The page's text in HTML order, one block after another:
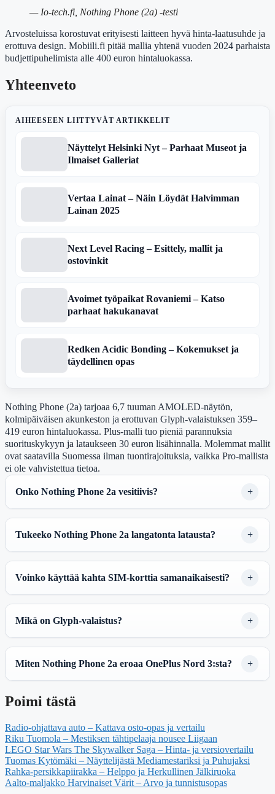
— Io-tech.fi, Nothing Phone (2a) -testi
Arvosteluissa korostuvat erityisesti laitteen hyvä hinta-laatusuhde ja
erottuva design. Mobiili.fi pitää mallia yhtenä vuoden 2024 parhaista
budjettipuhelimista alle 400 euron hintaluokassa.
Yhteenveto
AIHEESEEN LIITTYVÄT ARTIKKELIT
Näyttelyt Helsinki Nyt – Parhaat Museot ja
Ilmaiset Galleriat
Vertaa Lainat – Näin Löydät Halvimman
Lainan 2025
Next Level Racing – Esittely, mallit ja
ostovinkit
Avoimet työpaikat Rovaniemi – Katso
parhaat hakukanavat
Redken Acidic Bonding – Kokemukset ja
täydellinen opas
Nothing Phone (2a) tarjoaa 6,7 tuuman AMOLED-näytön,
kolmipäiväisen akunkeston ja erottuvan Glyph-valaistuksen 359–
419 euron hintaluokassa. Plus-malli tuo pieniä parannuksia
suorituskykyyn ja lataukseen 30 euron lisähinnalla. Molemmat mallit
ovat saatavilla Suomessa ilman tuontirajoituksia, vaikka Pro-mallista
ei ole vahvistettua tietoa.
Onko Nothing Phone 2a vesitiivis?
Tukeeko Nothing Phone 2a langatonta latausta?
Voinko käyttää kahta SIM-korttia samanaikaisesti?
Mikä on Glyph-valaistus?
Miten Nothing Phone 2a eroaa OnePlus Nord 3:sta?
Poimi tästä
Radio-ohjattava auto – Kattava osto-opas ja vertailu
Riku Tuomola – Mestiksen tähtipelaaja nousee Liigaan
LEGO Star Wars The Skywalker Saga – Hinta- ja versiovertailu
Tuomas Kytömäki – Näyttelijästä Mediamestariksi ja Puhujaksi
Rahka-persikkapiirakka – Helppo ja Herkullinen Jälkiruoka
Aalto-maljakko Harvinaiset Värit – Arvo ja tunnistusopas